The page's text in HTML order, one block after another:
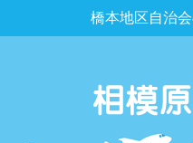
橋本地区自治